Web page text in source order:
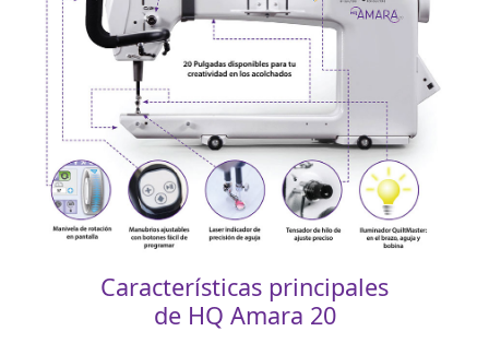
Características principales
de HQ Amara 20